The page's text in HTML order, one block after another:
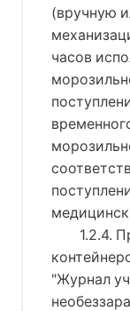
(вручную
часов
1.2.4.
"Журнал